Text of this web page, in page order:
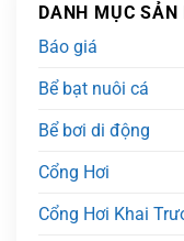
DANH MỤC SẢN
Báo giá
Bể bạt nuôi cá
Bể bơi di động
Cổng Hơi
Cổng Hơi Khai